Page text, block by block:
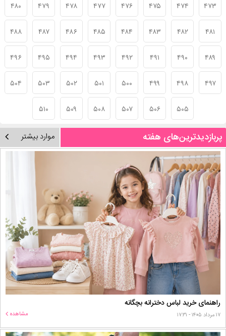
۴۷۳ ۴۷۴ ۴۷۵ ۴۷۶ ۴۷۷ ۴۷۸ ۴۷۹ ۴۸۰
۴۸۱ ۴۸۲ ۴۸۳ ۴۸۴ ۴۸۵ ۴۸۶ ۴۸۷ ۴۸۸
۴۸۹ ۴۹۰ ۴۹۱ ۴۹۲ ۴۹۳ ۴۹۴ ۴۹۵ ۴۹۶
۴۹۷ ۴۹۸ ۴۹۹ ۵۰۰ ۵۰۱ ۵۰۲ ۵۰۳ ۵۰۴
۵۰۵ ۵۰۶ ۵۰۷ ۵۰۸ ۵۰۹ ۵۱۰
پربازدیدترین‌های هفته موارد بیشتر
راهنمای خرید لباس دخترانه بچگانه
۱۷ مرداد ۱۴۰۵ - ۱۷:۳۱ مشاهده